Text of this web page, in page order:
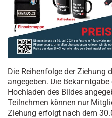
Die Reihenfolge der Ziehung
angegeben. Die
Hochladen des Bildes
Teilnehmen können nur
Ziehung erfolgt nach dem